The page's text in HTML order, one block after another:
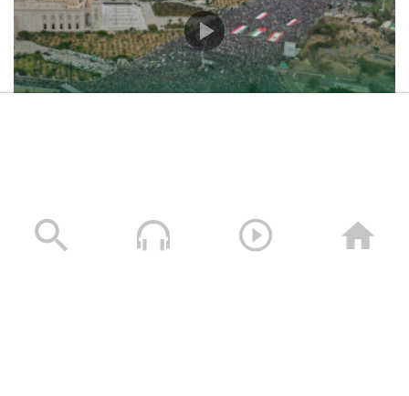
17/07/2026